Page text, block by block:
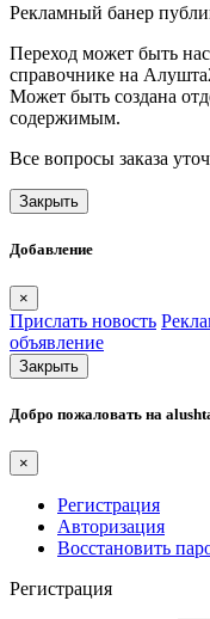
Рекламный банер
Переход может быть
справочнике на
Может быть создана
содержимым.
Все вопросы заказа
Закрыть
Добавление
×
Прислать новость
объявление
Закрыть
Добро пожаловать на
×
Регистрация
Авторизация
Восстановить
Регистрация